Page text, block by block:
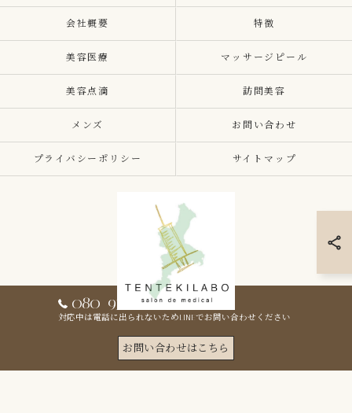
080-9307-7163
対応中は電話に出られないためLINEでお問い合わせください
お問い合わせはこちら
会社概要 特徴
美容医療 マッサージピール
美容点滴 訪問美容
メンズ お問い合わせ
プライバシーポリシー サイトマップ
© 2026 三重県のアートメイクならTENTEKILABO三重 ALL RIGHTS RESERVED.